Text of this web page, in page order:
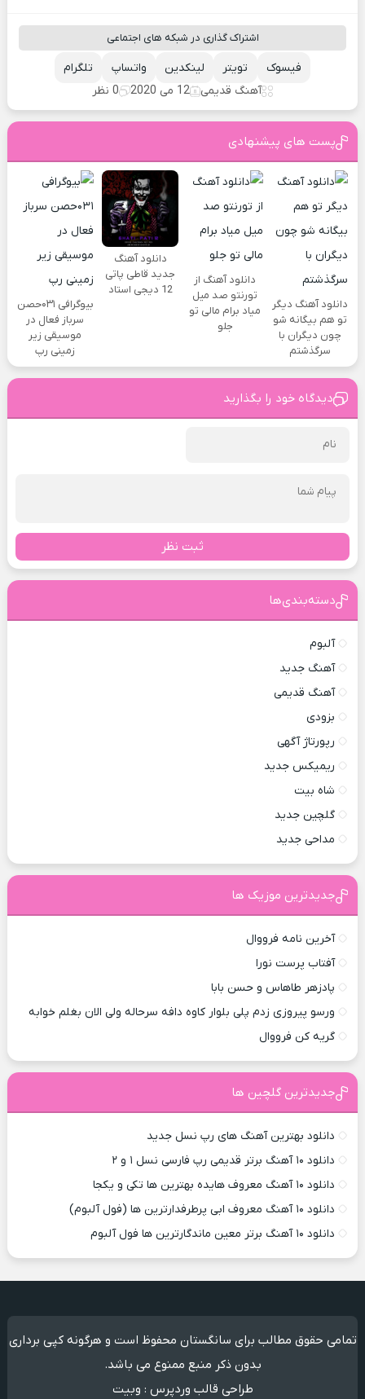
اشتراک گذاری در شبکه های اجتماعی
تلگرام واتساپ لینکدین تویتر
فیسوک
آهنگ قدیمی
12 می 2020 0 نظر
پست های پیشنهادی
دانلود آهنگ دیگر
تو هم بیگانه شو
چون دیگران با
سرگذشتم
دانلود آهنگ از
تورنتو صد میل
میاد برام مالی تو
جلو
دانلود آهنگ
جدید قاطی پاتی
12 دیجی استاد
بیوگرافی ۰۳۱حصن
سرباز فعال در
موسیقی زیر
زمینی رپ
دیدگاه خود را بگذارید
ثبت نظر
دسته‌بندی‌ها
آلبوم
آهنگ جدید
آهنگ قدیمی
بزودی
رپورتاژ آگهی
ریمیکس جدید
شاه بیت
گلچین جدید
مداحی جدید
جدیدترین موزیک ها
آخرین نامه فرووال
آفتاب پرست نورا
پادزهر طاهاس و حسن بابا
ورسو پیروزی زدم پلی بلوار کاوه دافه سرحاله ولی الان بغلم خوابه ‌
گریه کن فرووال
جدیدترین گلچین ها
دانلود بهترین آهنگ های رپ نسل جدید
دانلود ۱۰ آهنگ برتر قدیمی رپ فارسی نسل ۱ و ۲
دانلود ۱۰ آهنگ معروف هایده بهترین ها تکی و یکجا
دانلود ۱۰ آهنگ معروف ابی پرطرفدارترین ها (فول آلبوم)
دانلود ۱۰ آهنگ برتر معین ماندگارترین ها فول آلبوم
تمامی حقوق مطالب برای سانگستان محفوظ است و هرگونه کپی برداری
بدون ذکر منبع ممنوع می باشد.
طراحی قالب وردپرس : وبیت